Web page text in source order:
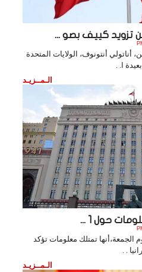
تزويد كييف بصو ...
أنتونوف، الولايات المتحدة
ا. .
الـمــزيـد
حول 1 ...
الجمعة،أنها تمتلك معلومات تؤكد
الـمــزيـد